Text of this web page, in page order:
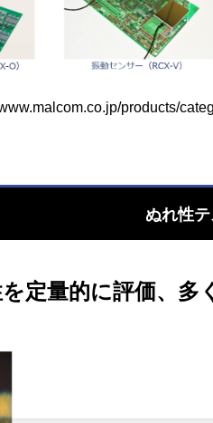
products/
ぬれ性
定量的に評価、多